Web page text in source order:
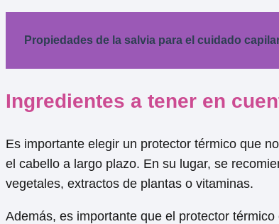
Propiedades de la salvia para el cuidado
Ingredientes a tener en
Es importante elegir un protector térmico que
el cabello a largo plazo. En su lugar, se
vegetales, extractos de plantas o vitaminas.
Además, es importante que el protector